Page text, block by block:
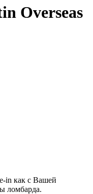
Overseas
in как с Вашей
ломбарда.